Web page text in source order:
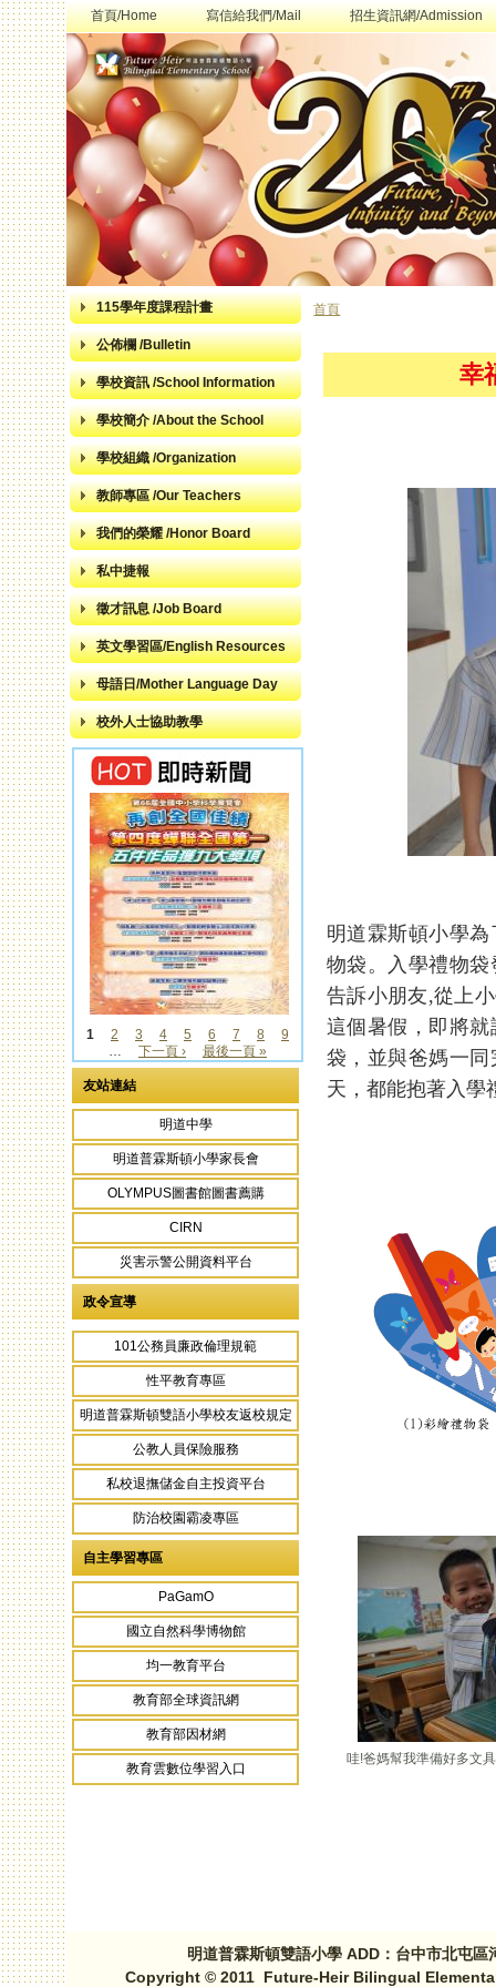
首頁/Home 寫信給我們/Mail 招生資訊網/Admission
115學年度課程計畫
公佈欄 /Bulletin
學校資訊 /School Information
學校簡介 /About the School
學校組織 /Organization
教師專區 /Our Teachers
我們的榮耀 /Honor Board
私中捷報
徵才訊息 /Job Board
英文學習區/English Resources
母語日/Mother Language Day
校外人士協助教學
頁面
1 2 3 4 5 6 7 8
9
…
下一頁 › 最後一頁 »
友站連結
明道中學
明道普霖斯頓小學家長會
OLYMPUS圖書館圖書薦購
CIRN
災害示警公開資料平台
政令宣導
101公務員廉政倫理規範
性平教育專區
明道普霖斯頓雙語小學校友返校規定
公教人員保險服務
私校退撫儲金自主投資平台
防治校園霸凌專區
自主學習專區
PaGamO
國立自然科學博物館
均一教育平台
教育部全球資訊網
教育部因材網
教育雲數位學習入口
首頁
幸
頁面
明道霖斯頓小學
物袋。入學禮物
告訴小朋友,從上
這個暑假，即將
袋，並與爸媽一
天，都能抱著入學
哇!爸媽幫我準備好多文
明道普霖斯頓雙語小學 ADD：台中市北屯
Copyright © 2011 Future-Heir Bilingual